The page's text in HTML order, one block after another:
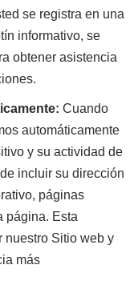
se registra en una
informativo, se
obtener asistencia
Cuando
automáticamente
y su actividad de
incluir su dirección
páginas
página. Esta
nuestro Sitio web y
más